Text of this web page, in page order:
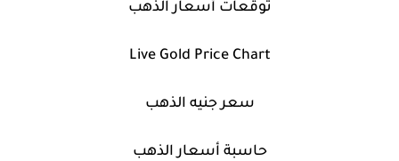
توقعات أسعار الذهب
Live Gold Price Chart
سعر جنيه الذهب
حاسبة أسعار الذهب